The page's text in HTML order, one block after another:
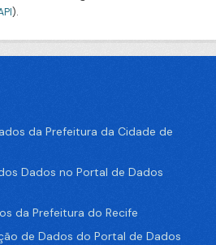
).
da Prefeitura da Cidade de
Dados no Portal de Dados
da Prefeitura do Recife
de Dados do Portal de Dados